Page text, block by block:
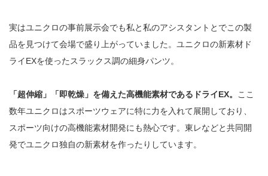
実はユニクロの事前展示会でも私と私のアシスタントとでこの製
品を見つけて会場で盛り上がっていました。ユニクロの新素材ド
ライEXを使ったスラックス調の細身パンツ。
「超伸縮」「即乾燥」を備えた高機能素材であるドライEX。 ここ
数年ユニクロはスポーツウェアに特に力を入れて展開しており、
スポーツ向けの高機能素材開発にも熱心です。東レなどと共同開
発でユニクロ独自の新素材を作ったりしています。